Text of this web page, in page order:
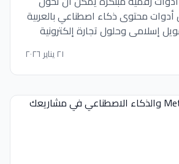
محتوى ذكاء اصطناعي بالعربية
إسلامي وحلول تجارة إلكترونية
٢١ يناير ٢٠٢٦